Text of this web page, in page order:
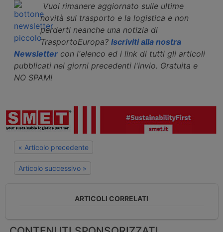
Vuoi rimanere aggiornato sulle ultime
novità sul trasporto e la logistica e non
perderti neanche una notizia di
TrasportoEuropa? Iscriviti alla nostra
Newsletter con l'elenco ed i link di tutti gli articoli
pubblicati nei giorni precedenti l'invio. Gratuita e
NO SPAM!
« Articolo precedente
Articolo successivo »
ARTICOLI CORRELATI